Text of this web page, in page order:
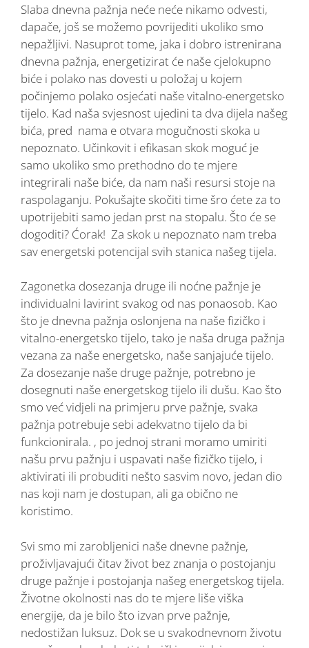
Slaba dnevna pažnja neće neće nikamo odvesti,
dapače, još se možemo povrijediti ukoliko smo
nepažljivi. Nasuprot tome, jaka i dobro istrenirana
dnevna pažnja, energetizirat će naše cjelokupno
biće i polako nas dovesti u položaj u kojem
počinjemo polako osjećati naše vitalno-energetsko
tijelo. Kad naša svjesnost ujedini ta dva dijela našeg
bića, pred nama e otvara mogučnosti skoka u
nepoznato. Učinkovit i efikasan skok moguć je
samo ukoliko smo prethodno do te mjere
integrirali naše biće, da nam naši resursi stoje na
raspolaganju. Pokušajte skočiti time šro ćete za to
upotrijebiti samo jedan prst na stopalu. Što će se
dogoditi? Ćorak! Za skok u nepoznato nam treba
sav energetski potencijal svih stanica našeg tijela.
Zagonetka dosezanja druge ili noćne pažnje je
individualni lavirint svakog od nas ponaosob. Kao
što je dnevna pažnja oslonjena na naše fizičko i
vitalno-energetsko tijelo, tako je naša druga pažnja
vezana za naše energetsko, naše sanjajuće tijelo.
Za dosezanje naše druge pažnje, potrebno je
dosegnuti naše energetskog tijelo ili dušu. Kao što
smo već vidjeli na primjeru prve pažnje, svaka
pažnja potrebuje sebi adekvatno tijelo da bi
funkcionirala. , po jednoj strani moramo umiriti
našu prvu pažnju i uspavati naše fizičko tijelo, i
aktivirati ili probuditi nešto sasvim novo, jedan dio
nas koji nam je dostupan, ali ga obično ne
koristimo.
Svi smo mi zarobljenici naše dnevne pažnje,
proživljavajući čitav život bez znanja o postojanju
druge pažnje i postojanja našeg energetskog tijela.
Životne okolnosti nas do te mjere liše viška
energije, da je bilo što izvan prve pažnje,
nedostižan luksuz. Dok se u svakodnevnom životu